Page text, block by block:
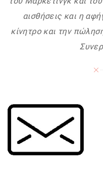
αισθήσεις και η
κίνητρο και την